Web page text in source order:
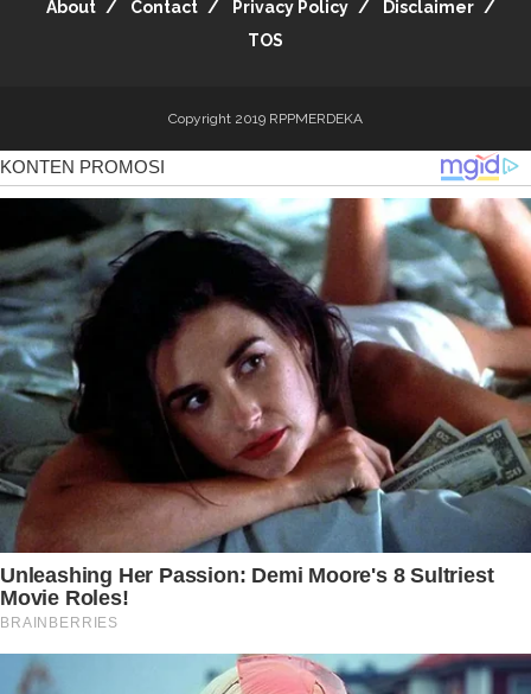
About Contact Privacy Policy
Disclaimer
TOS
Copyright 2019 RPPMERDEKA